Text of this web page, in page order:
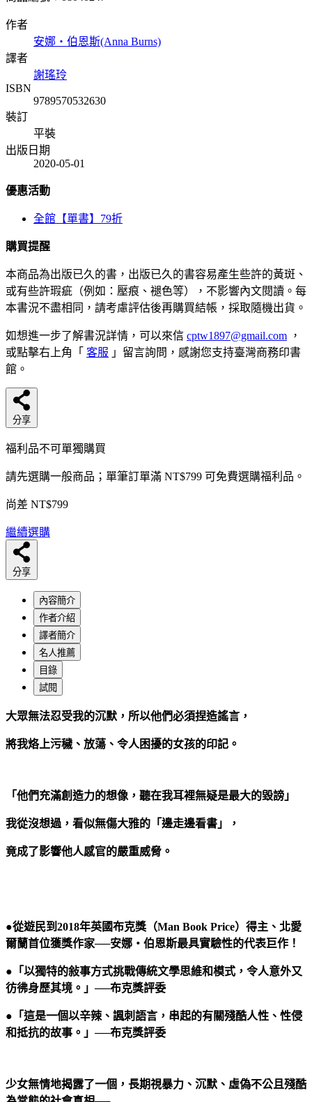
作者
安娜‧伯恩斯(Anna Burns)
譯者
謝瑤玲
ISBN
9789570532630
裝訂
平裝
出版日期
2020-05-01
優惠活動
全館【單書】79折
購買提醒
本商品為出版已久的書，出版已久的書容易產生些許的黃斑、
或有些許瑕疵（例如：壓痕、褪色等），不影響內文閱讀。每
本書況不盡相同，請考慮評估後再購買結帳，採取隨機出貨。
如想進一步了解書況詳情，可以來信 cptw1897@gmail.com ，
或點擊右上角「 客服 」留言詢問，感謝您支持臺灣商務印書
館。
分享
福利品不可單獨購買
請先選購一般商品；單筆訂單滿 NT$799 可免費選購福利品。
尚差 NT$799
繼續選購
分享
內容簡介
作者介紹
譯者簡介
名人推薦
目錄
試閱
大眾無法忍受我的沉默，所以他們必須捏造謠言，
將我烙上污穢、放蕩、令人困擾的女孩的印記。
「他們充滿創造力的想像，聽在我耳裡無疑是最大的毀謗」
我從沒想過，看似無傷大雅的「邊走邊看書」，
竟成了影響他人感官的嚴重威脅。
●從遊民到2018年英國布克獎（Man Book Price）得主、北愛
爾蘭首位獲獎作家──安娜‧伯恩斯最具實驗性的代表巨作！
●「以獨特的敍事方式挑戰傳統文學思維和模式，令人意外又
彷彿身歷其境。」──布克獎評委
●「這是一個以辛辣、諷刺語言，串起的有關殘酷人性、性侵
和抵抗的故事。」──布克獎評委
少女無情地揭露了一個，長期視暴力、沉默、虛偽不公且殘酷